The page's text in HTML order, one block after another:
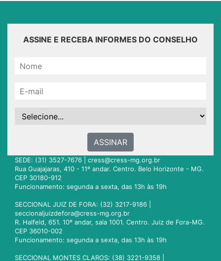
ASSINE E RECEBA INFORMES DO CONSELHO
ASSINAR
SEDE: (31) 3527-7676 | cress@cress-mg.org.br
Rua Guajajaras, 410 - 11º andar. Centro. Belo Horizonte - MG.
CEP 30180-912
Funcionamento: segunda a sexta, das 13h às 19h
SECCIONAL JUIZ DE FORA: (32) 3217-9186 |
seccionaljuizdefora@cress-mg.org.br
R. Halfeld, 651. 10º andar, sala 1001. Centro. Juiz de Fora-MG.
CEP 36010-002
Funcionamento: segunda a sexta, das 13h às 19h
SECCIONAL MONTES CLAROS: (38) 3221-9358 |